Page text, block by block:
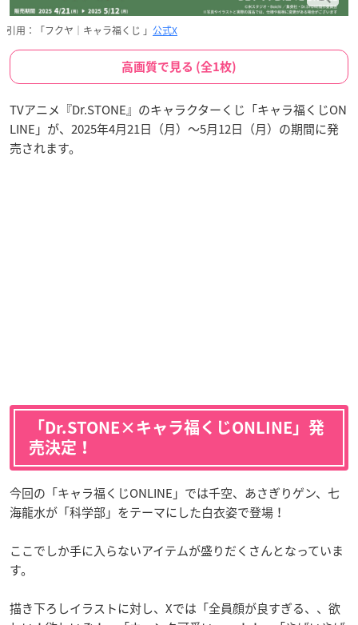
引用：「フクヤ｜キャラ福くじ 」 公式X
高画質で見る (全1枚)
TVアニメ『Dr.STONE』のキャラクターくじ「キャラ福くじON
LINE」が、2025年4月21日（月）～5月12日（月）の期間に発
売されます。
「Dr.STONE×キャラ福くじONLINE」発
売決定！
今回の「キャラ福くじONLINE」では千空、あさぎりゲン、七
海龍水が「科学部」をテーマにした白衣姿で登場！
ここでしか手に入らないアイテムが盛りだくさんとなっていま
す。
描き下ろしイラストに対し、Xでは「全員顔が良すぎる、、欲